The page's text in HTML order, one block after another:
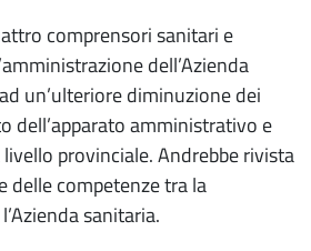
comprensori sanitari e
dell’Azienda
un’ulteriore diminuzione dei
dell’apparato amministrativo e
provinciale. Andrebbe rivista
delle competenze tra la
sanitaria.